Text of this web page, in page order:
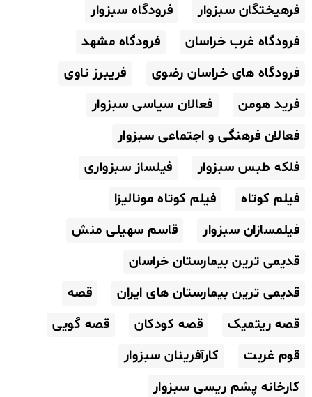
فرهیختگان سبزوار
فرودگاه سبزوار
فرودگاه غرب خراسان
فرودگاه مشهد
فرودگاه های خراسان رضوی
فریبرز ناوی
فرید هومن
فعالان سیاسی سبزوار
فعالان فرهنگی و اجتماعی سبزوار
فلکه طبس سبزوار
فیلساز سبزواری
فیلم کوتاه
فیلم کوتاه مونالیزا
فیلمسازان سبزوار
قاسم سهیلی منش
قدیمی ترین بیمارستان خراسان
قدیمی ترین بیمارستان های ایران
قصه
قصه ریتمیک
قصه کودکان
قصه گویی
قوم غربت
کارآفرینان سبزوار
کارخانه پشم ریسی سبزوار